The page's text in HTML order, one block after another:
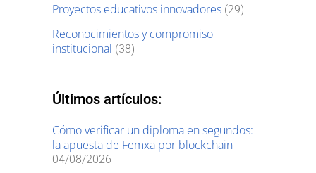
Proyectos educativos innovadores (29)
Reconocimientos y compromiso
institucional (38)
Últimos artículos:
Cómo verificar un diploma en segundos:
la apuesta de Femxa por blockchain
04/08/2026